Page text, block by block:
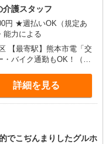
護スタッフ
円 ★週払いOK（規定あ
能力による
【最寄駅】熊本市電「交
バイク通勤もOK！（規
好きな勤務地をお選び下
詳細を見る
でこぢんまりしたグルホ